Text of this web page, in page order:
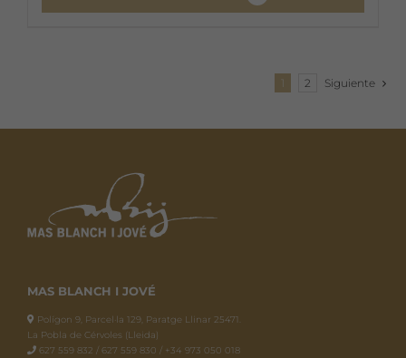
1 2 Siguiente
MAS BLANCH I JOVÉ
Polígon 9, Parcel·la 129, Paratge Llinar 25471.
La Pobla de Cérvoles (Lleida)
627 559 832 / 627 559 830 / +34 973 050 018